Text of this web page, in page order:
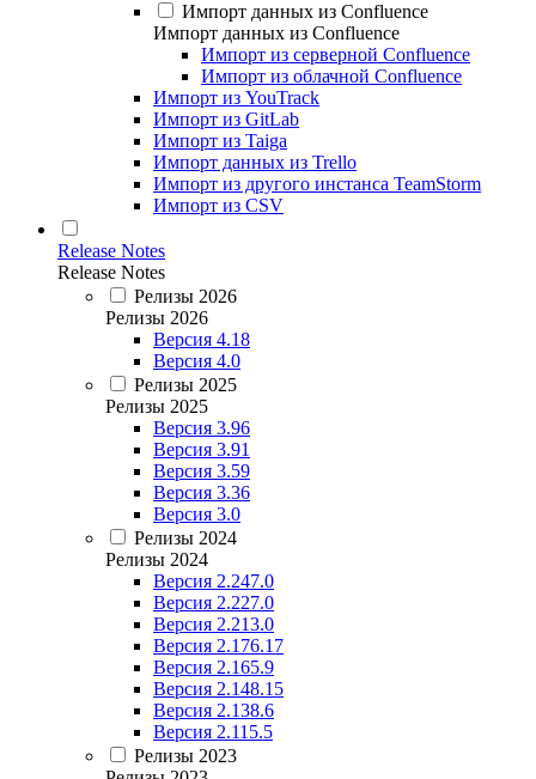
Импорт данных из Confluence
Импорт данных из Confluence
Импорт из серверной Confluence
Импорт из облачной Confluence
Импорт из YouTrack
Импорт из GitLab
Импорт из Taiga
Импорт данных из Trello
Импорт из другого инстанса TeamStorm
Импорт из CSV
Release Notes
Release Notes
Релизы 2026
Релизы 2026
Версия 4.18
Версия 4.0
Релизы 2025
Релизы 2025
Версия 3.96
Версия 3.91
Версия 3.59
Версия 3.36
Версия 3.0
Релизы 2024
Релизы 2024
Версия 2.247.0
Версия 2.227.0
Версия 2.213.0
Версия 2.176.17
Версия 2.165.9
Версия 2.148.15
Версия 2.138.6
Версия 2.115.5
Релизы 2023